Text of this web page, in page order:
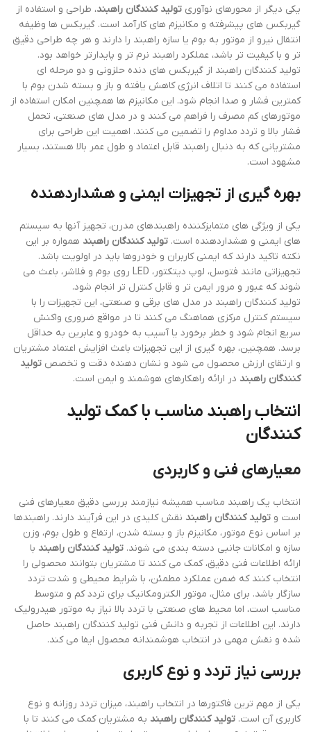
یکی دیگر از محورهای نوآوری تولید کنندگان راهبند، طراحی و استفاده از
گیربکس های پیشرفته و مکانیزم های کارآمد است. گیربکس ها وظیفه
انتقال نیرو از موتور به بوم یا سازه راهبند را دارند و هر چه طراحی دقیق
تر و با کیفیت تر باشد، عملکرد راهبند نرم تر و پایدارتر خواهد بود.
تولید کنندگان راهبند از گیربکس های دنده حلزونی و دو مرحله ای
استفاده می کنند تا اتلاف انرژی کاهش یافته و باز و بسته شدن بوم با
کمترین فشار و صدا انجام شود. این مکانیزم ها همچنین امکان استفاده از
موتورهای کم مصرف را فراهم می کنند و در مدل های صنعتی، تحمل
فشار بالا و تردد مداوم را تضمین می کنند. اهمیت این طراحی برای
مشتریانی که به دنبال راهبند قابل اعتماد و طول عمر بالا هستند، بسیار
مشهود است.
بهره گیری از تجهیزات ایمنی و هشداردهنده
یکی از ویژگی های متمایزکننده راهبندهای مدرن، تجهیز آنها به سیستم
های ایمنی و هشداردهنده است. تولید کنندگان راهبند همواره بر این
نکته تاکید دارند که ایمنی کاربران و خودروها باید در اولویت باشد.
تجهیزاتی مانند فتوسل، لوپ دیتکتور، LED روی بوم و فلاشر، باعث می
شوند که عبور و مرور ایمن تر و قابل کنترل تر انجام شود.
تولید کنندگان راهبند در مدل های برقی و صنعتی، این تجهیزات را با
سیستم کنترل مرکزی هماهنگ می کنند تا در مواقع ضروری واکنش
سریع انجام شود و خطر برخورد یا آسیب به خودرو و عابرین به حداقل
برسد. همچنین، بهره گیری از این تجهیزات باعث افزایش اعتماد مشتریان
و ارتقای ارزش محصول می شود و نشان دهنده دقت و تخصص تولید
کنندگان راهبند در ارائه راهکارهای هوشمند و ایمن است.
انتخاب راهبند مناسب با کمک تولید
کنندگان
معیارهای فنی و کاربردی
انتخاب یک راهبند مناسب همیشه نیازمند بررسی دقیق معیارهای فنی
است و تولید کنندگان راهبند نقش کلیدی در این فرآیند دارند. راهبندها
بر اساس نوع موتور، مکانیزم باز و بسته شدن، ارتفاع و طول بوم، وزن
سازه و امکانات جانبی دسته بندی می شوند. تولید کنندگان راهبند با
ارائه اطلاعات فنی دقیق، کمک می کنند تا مشتریان بتوانند محصولی را
انتخاب کنند که ضمن عملکرد مطمئن، با شرایط محیطی و شدت تردد
سازگار باشد. برای مثال، موتور الکترومکانیک برای تردد کم و متوسط
مناسب است، اما محیط های صنعتی با تردد بالا نیاز به موتور هیدرولیک
دارند. این اطلاعات از تجربه و دانش فنی تولید کنندگان راهبند حاصل
شده و نقش مهمی در انتخاب هوشمندانه محصول ایفا می کند.
بررسی نیاز تردد و نوع کاربری
یکی از مهم ترین فاکتورها در انتخاب راهبند، میزان تردد روزانه و نوع
کاربری آن است. تولید کنندگان راهبند به مشتریان کمک می کنند تا با